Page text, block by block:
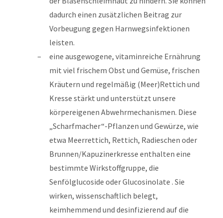
dadurch einen zusätzlichen Beitrag zur
Vorbeugung gegen Harnwegsinfektionen
leisten.
eine ausgewogene, vitaminreiche Ernährung
mit viel frischem Obst und Gemüse, frischen
Kräutern und regelmäßig (Meer)Rettich und
Kresse stärkt und unterstützt unsere
körpereigenen Abwehrmechanismen. Diese
„Scharfmacher“-Pflanzen und Gewürze, wie
etwa Meerrettich, Rettich, Radieschen oder
Brunnen/Kapuzinerkresse enthalten eine
bestimmte Wirkstoffgruppe, die
Senfölglucoside oder Glucosinolate . Sie
wirken, wissenschaftlich belegt,
keimhemmend und desinfizierend auf die